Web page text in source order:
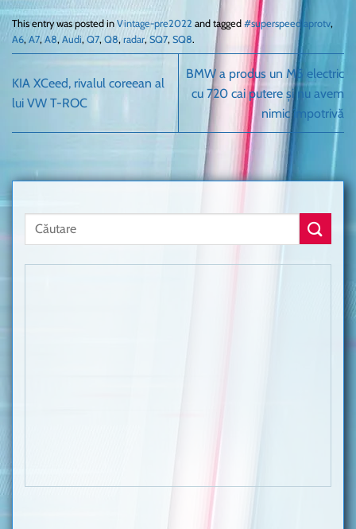
This entry was posted in Vintage-pre2022 and tagged #superspeedlaprotv,
A6, A7,A8, Audi, Q7, Q8,radar, SQ7, SQ8.
KIA XCeed, rivalul coreean al
lui VW T-ROC
BMW a produs un M5 electric
cu 720 cai putere și nu avem
nimic împotrivă